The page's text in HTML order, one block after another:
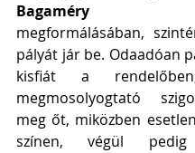
Bagaméry
megformálásában,
pályát jár be. Odaadóan
kisfiát a
megmosolyogtató
meg őt, miközben
színen, végül pedig